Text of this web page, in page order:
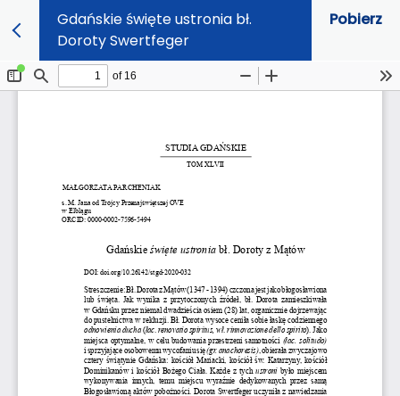
Gdańskie święte ustronia bł.
Doroty Swertfeger
Pobierz